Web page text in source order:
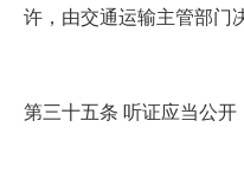
许，由交通运输主管部门
第三十五条 听证应当公开